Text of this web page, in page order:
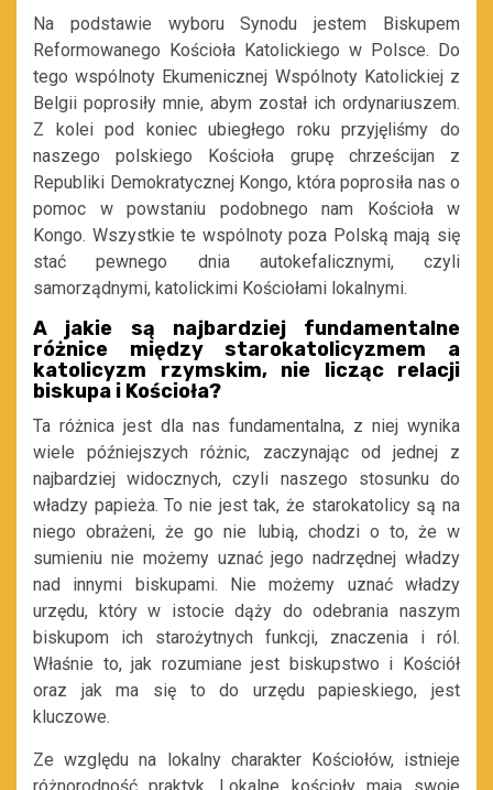
Na podstawie wyboru Synodu jestem Biskupem
Reformowanego Kościoła Katolickiego w Polsce. Do
tego wspólnoty Ekumenicznej Wspólnoty Katolickiej z
Belgii poprosiły mnie, abym został ich ordynariuszem.
Z kolei pod koniec ubiegłego roku przyjęliśmy do
naszego polskiego Kościoła grupę chrześcijan z
Republiki Demokratycznej Kongo, która poprosiła nas o
pomoc w powstaniu podobnego nam Kościoła w
Kongo. Wszystkie te wspólnoty poza Polską mają się
stać pewnego dnia autokefalicznymi, czyli
samorządnymi, katolickimi Kościołami lokalnymi.
A jakie są najbardziej fundamentalne
różnice między starokatolicyzmem a
katolicyzm rzymskim, nie licząc relacji
biskupa i Kościoła?
Ta różnica jest dla nas fundamentalna, z niej wynika
wiele późniejszych różnic, zaczynając od jednej z
najbardziej widocznych, czyli naszego stosunku do
władzy papieża. To nie jest tak, że starokatolicy są na
niego obrażeni, że go nie lubią, chodzi o to, że w
sumieniu nie możemy uznać jego nadrzędnej władzy
nad innymi biskupami. Nie możemy uznać władzy
urzędu, który w istocie dąży do odebrania naszym
biskupom ich starożytnych funkcji, znaczenia i ról.
Właśnie to, jak rozumiane jest biskupstwo i Kościół
oraz jak ma się to do urzędu papieskiego, jest
kluczowe.
Ze względu na lokalny charakter Kościołów, istnieje
różnorodność praktyk. Lokalne kościoły mają swoje